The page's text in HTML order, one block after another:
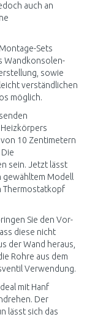
auch an
Sets
Wandkonsolen-
sowie
verständlichen
möglich.
10 Zentimetern
sein. Jetzt lässt
Modell
Thermostatkopf
Sie den Vor-
diese nicht
der Wand heraus,
Rohre aus dem
Verwendung.
mit Hanf
Der
lässt sich das